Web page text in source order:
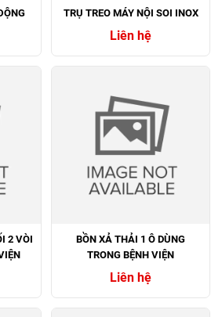
TRỤ TREO MÁY NỘI SOI INOX
Liên hệ
2 VÒI
BỒN XẢ THẢI 1 Ô DÙNG
TRONG BỆNH VIỆN
Liên hệ